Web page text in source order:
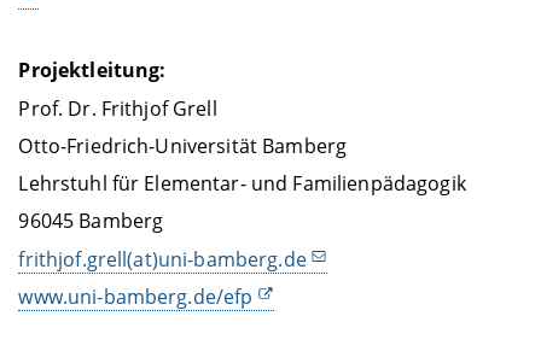
Projektleitung:
Prof. Dr. Frithjof Grell
Otto-Friedrich-Universität Bamberg
Lehrstuhl für Elementar- und Familienpädagogik
96045 Bamberg
frithjof.grell(at)uni-bamberg.de
www.uni-bamberg.de/efp